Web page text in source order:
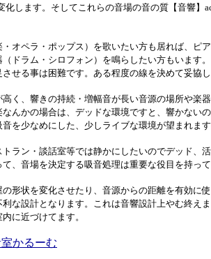
化します。そしてこれらの音場の音の質【音響】
・オペラ・ポップス）を歌いたい方も居れば、ピ
ドラム・シロフォン）を鳴らしたい方もいます
せる事は困難です。ある程度の線を決めて妥協
く、響きの持続・増幅音が長い音源の場所や楽
なんかの場合は、デッドな環境ですと、響かない
音を少なめにした、少しライブな環境が望まれま
ラン・談話室等では静かにしたいのでデッド、
て、音場を決定する吸音処理は重要な役目を持っ
形状を変化させたり、音源からの距離を有効に
な設計となります。これは音響設計上やむ終え
に近づけてます。
かるーむ